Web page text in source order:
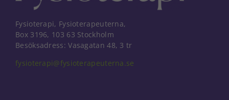
Fysioterapi, Fysioterapeuterna,
Box 3196, 103 63 Stockholm
Besöksadress: Vasagatan 48, 3 tr
fysioterapi@fysioterapeuterna.se